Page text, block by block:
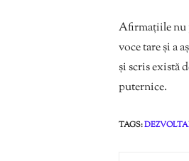
Afirmațiile nu
voce tare și a
și scris există
puternice.
TAGS: